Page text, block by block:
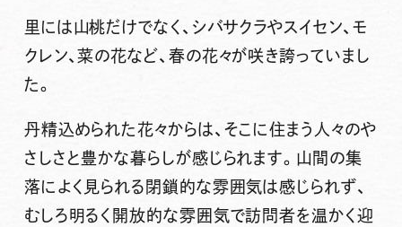
里には山桃だけでなく、シバサクラやスイセン、モ
クレン、菜の花など、春の花々が咲き誇っていまし
た。
丹精込められた花々からは、そこに住まう人々のや
さしさ と豊かな暮らしが感じられます。山間の集
落によく見られる閉鎖的な雰囲気は感じられず、
むしろ明るく開放的な雰囲気で訪問者を温かく迎